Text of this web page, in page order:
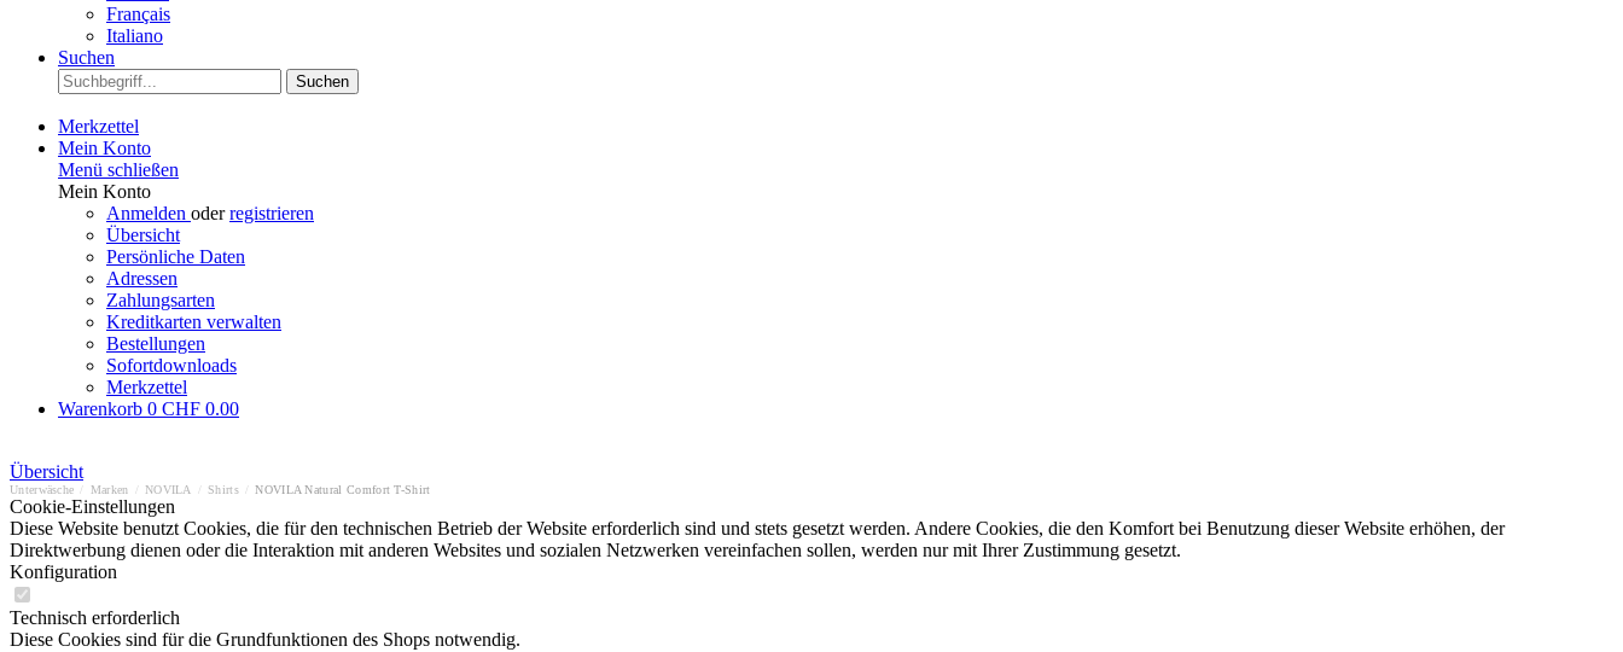
Français
Italiano
Suchen
Suchen
Merkzettel
Mein Konto
Menü schließen
Mein Konto
Anmelden oderregistrieren
Übersicht
Persönliche Daten
Adressen
Zahlungsarten
Kreditkarten verwalten
Bestellungen
Sofortdownloads
Merkzettel
Warenkorb 0 CHF 0.00
Übersicht
Unterwäsche Marken NOVILA Shirts NOVILA Natural Comfort T-Shirt
Cookie-Einstellungen
Diese Website benutzt Cookies, die für den technischen Betrieb der Website erforderlich sind und stets gesetzt werden. Andere Cookies, die den Komfort bei Benutzung dieser Website erhöhen, der
Direktwerbung dienen oder die Interaktion mit anderen Websites und sozialen Netzwerken vereinfachen sollen, werden nur mit Ihrer Zustimmung gesetzt.
Konfiguration
Technisch erforderlich
Diese Cookies sind für die Grundfunktionen des Shops notwendig.